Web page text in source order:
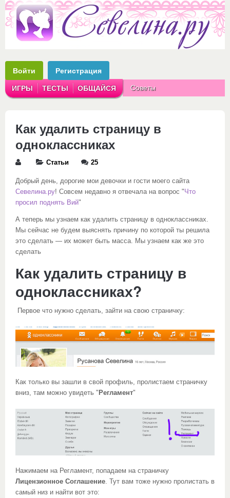
Войти Регистрация
ИГРЫ ТЕСТЫ ОБЩАЙСЯ Советы
Как удалить страницу в
одноклассниках
Статьи 25
Добрый день, дорогие мои девочки и гости моего сайта
Севелина.ру! Совсем недавно я отвечала на вопрос "Что
просил поднять Вий"
А теперь мы узнаем как удалить страницу в одноклассниках.
Мы сейчас не будем выяснять причину по которой ты решила
это сделать — их может быть масса. Мы узнаем как же это
сделать
Как удалить страницу в
одноклассниках?
Первое что нужно сделать, зайти на свою страничку:
Как только вы зашли в свой профиль, пролистаем страничку
вниз, там можно увидеть " Регламент"
Нажимаем на Регламент, попадаем на страничку
Лицензионное Соглашение. Тут вам тоже нужно пролистать в
самый низ и найти вот это: